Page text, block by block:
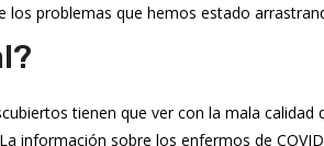
los problemas que hemos estado
tienen que ver con la mala
información sobre los enfermos de